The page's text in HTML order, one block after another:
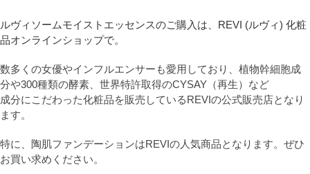
ルヴィソームモイストエッセンスのご購入は、REVI (ルヴィ) 化粧
品オンラインショップで。
数多くの女優やインフルエンサーも愛用しており、植物幹細胞成
分や300種類の酵素、世界特許取得のCYSAY（再生）など
成分にこだわった化粧品を販売しているREVIの公式販売店となり
ます。
特に、陶肌ファンデーションはREVIの人気商品となります。ぜひ
お買い求めください。